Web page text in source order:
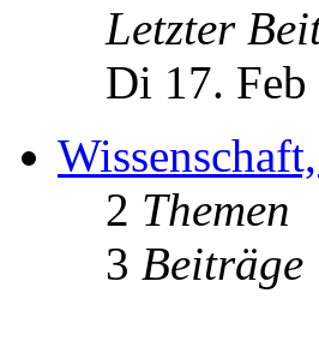
Letzter
Di 17.
2 Themen
3 Beiträge